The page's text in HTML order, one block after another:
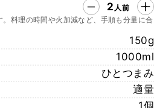
2 人前
料理の時間や火加減など、手順も分量に合
150g
1000ml
ひとつまみ
適量
1個